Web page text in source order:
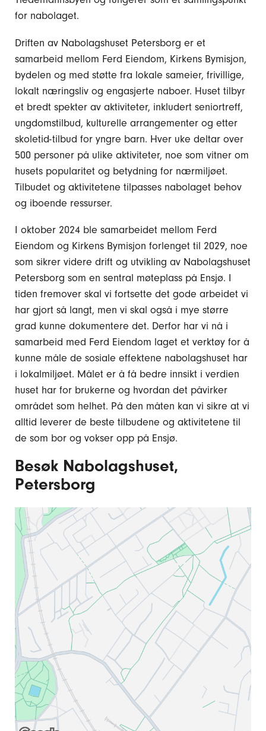
for nabolaget.
Driften av Nabolagshuset Petersborg er et
samarbeid mellom Ferd Eiendom, Kirkens Bymisjon,
bydelen og med støtte fra lokale sameier, frivillige,
lokalt næringsliv og engasjerte naboer. Huset tilbyr
et bredt spekter av aktiviteter, inkludert seniortreff,
ungdomstilbud, kulturelle arrangementer og etter
skoletid-tilbud for yngre barn. Hver uke deltar over
500 personer på ulike aktiviteter, noe som vitner om
husets popularitet og betydning for nærmiljøet.
Tilbudet og aktivitetene tilpasses nabolaget behov
og iboende ressurser.
I oktober 2024 ble samarbeidet mellom Ferd
Eiendom og Kirkens Bymisjon forlenget til 2029, noe
som sikrer videre drift og utvikling av Nabolagshuset
Petersborg som en sentral møteplass på Ensjø. I
tiden fremover skal vi fortsette det gode arbeidet vi
har gjort så langt, men vi skal også i mye større
grad kunne dokumentere det. Derfor har vi nå i
samarbeid med Ferd Eiendom laget et verktøy for å
kunne måle de sosiale effektene nabolagshuset har
i lokalmiljøet. Målet er å få bedre innsikt i verdien
huset har for brukerne og hvordan det påvirker
området som helhet. På den måten kan vi sikre at vi
alltid leverer de beste tilbudene og aktivitetene til
de som bor og vokser opp på Ensjø.
Besøk Nabolagshuset,
Petersborg